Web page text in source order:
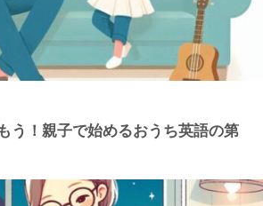
う！親子で始めるおうち英語の第